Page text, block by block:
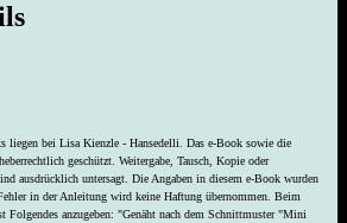
liegen bei Lisa Kienzle - Hansedelli. Das e-Book sowie die
geschützt. Weitergabe, Tausch, Kopie oder
ausdrücklich untersagt. Die Angaben in diesem e-Book wurden
in der Anleitung wird keine Haftung übernommen. Beim
Folgendes anzugeben: "Genäht nach dem Schnittmuster "Mini